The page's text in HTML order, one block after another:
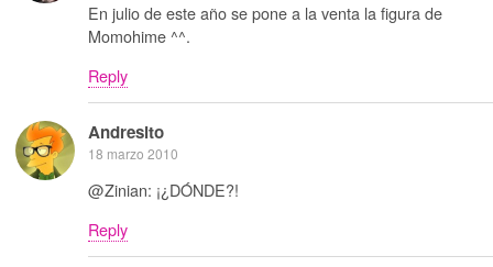
En julio de este año se pone a la venta la figura de
Momohime ^^.
Reply
Andresito
18 marzo 2010
@Zinian: ¡¿DÓNDE?!
Reply